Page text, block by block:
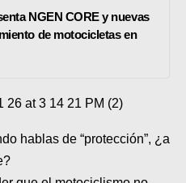
NGEN CORE y nuevas
de motocicletas en
hablas de “protección”, ¿a